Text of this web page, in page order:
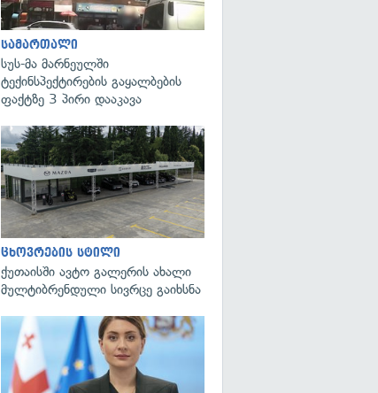
სამართალი
სუს-მა მარნეულში
ტექინსპექტირების გაყალბების
ფაქტზე 3 პირი დააკავა
ცხოვრების სტილი
ქუთაისში ავტო გალერის ახალი
მულტიბრენდული სივრცე გაიხსნა